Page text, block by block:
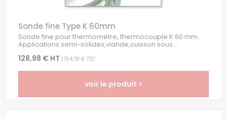
Sonde fine Type K 60mm
Sonde fine pour thermomètre, thermocouple K 60 mm.
Applications semi-solides,viande,cuisson sous...
128,98 € HT | 154,78 € TTC
voir le produit >